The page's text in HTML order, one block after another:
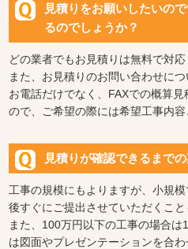
見積りをお願いしたいの
るのでしょうか？
どの業者でもお見積りは無料で対応
また、お見積りのお問い合わせに
お電話だけでなく、FAXでの概算
ので、ご希望の際には希望工事内容
見積りが確認できるまで
工事の規模にもよりますが、小規
後すぐにご提出させていただくこと
また、100万円以下の工事の場合
は図面やプレゼンテーションを合